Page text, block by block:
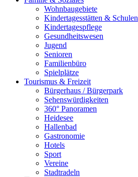
Wohnbaugebiete
Kindertagesstätten & Schulen
Kindertagespflege
Gesundheitswesen
Jugend
Senioren
Familienbüro
Spielplätze
Tourismus & Freizeit
Bürgerhaus / Bürgerpark
Sehenswürdigkeiten
360° Panoramen
Heidesee
Hallenbad
Gastronomie
Hotels
Sport
Vereine
Stadtradeln